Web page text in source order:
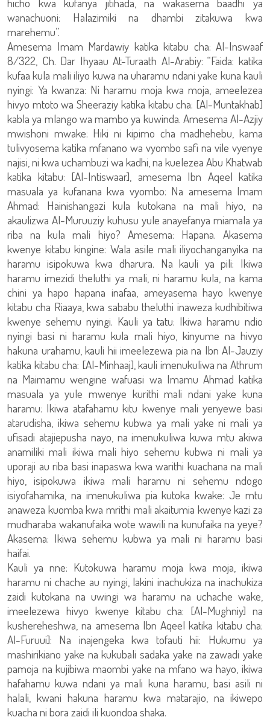
wanachuoni: Halazimiki na dhambi zitakuwa kwa
marehemu”.
Amesema Imam Mardawiy katika kitabu cha: Al-Inswaaf
8/322, Ch. Dar Ihyaau At-Turaath Al-Arabiy: “Faida: katika
kufaa kula mali iliyo kuwa na uharamu ndani yake kuna kauli
nyingi: Ya kwanza: Ni haramu moja kwa moja, ameelezea
hivyo mtoto wa Sheeraziy katika kitabu cha: [Al-Muntakhab]
kabla ya mlango wa mambo ya kuwinda. Amesema Al-Azjiy
mwishoni mwake: Hiki ni kipimo cha madhehebu, kama
tulivyosema katika mfanano wa vyombo safi na vile vyenye
najisi, ni kwa uchambuzi wa kadhi, na kuelezea Abu Khatwab
katika kitabu: [Al-Intiswaar], amesema Ibn Aqeel katika
masuala ya kufanana kwa vyombo: Na amesema Imam
Ahmad: Hainishangazi kula kutokana na mali hiyo, na
akaulizwa Al-Muruuziy kuhusu yule anayefanya miamala ya
riba na kula mali hiyo? Amesema: Hapana. Akasema
kwenye kitabu kingine: Wala asile mali iliyochanganyika na
haramu isipokuwa kwa dharura. Na kauli ya pili: Ikiwa
haramu imezidi theluthi ya mali, ni haramu kula, na kama
chini ya hapo hapana inafaa, ameyasema hayo kwenye
kitabu cha Riaaya, kwa sababu theluthi inaweza kudhibitiwa
kwenye sehemu nyingi. Kauli ya tatu: Ikiwa haramu ndio
nyingi basi ni haramu kula mali hiyo, kinyume na hivyo
hakuna urahamu, kauli hii imeelezewa pia na Ibn Al-Jauziy
katika kitabu cha: [Al-Minhaaj], kauli imenukuliwa na Athrum
na Maimamu wengine wafuasi wa Imamu Ahmad katika
masuala ya yule mwenye kurithi mali ndani yake kuna
haramu: Ikiwa atafahamu kitu kwenye mali yenyewe basi
atarudisha, ikiwa sehemu kubwa ya mali yake ni mali ya
ufisadi atajiepusha nayo, na imenukuliwa kuwa mtu akiwa
anamiliki mali ikiwa mali hiyo sehemu kubwa ni mali ya
uporaji au riba basi inapaswa kwa warithi kuachana na mali
hiyo, isipokuwa ikiwa mali haramu ni sehemu ndogo
isiyofahamika, na imenukuliwa pia kutoka kwake: Je mtu
anaweza kuomba kwa mrithi mali akaitumia kwenye kazi za
mudharaba wakanufaika wote wawili na kunufaika na yeye?
Akasema: Ikiwa sehemu kubwa ya mali ni haramu basi
haifai.
Kauli ya nne: Kutokuwa haramu moja kwa moja, ikiwa
haramu ni chache au nyingi, lakini inachukiza na inachukiza
zaidi kutokana na uwingi wa haramu na uchache wake,
imeelezewa hivyo kwenye kitabu cha: [Al-Mughniy] na
kushereheshwa, na amesema Ibn Aqeel katika kitabu cha:
Al-Furuui]: Na inajengeka kwa tofauti hii: Hukumu ya
mashirikiano yake na kukubali sadaka yake na zawadi yake
pamoja na kujibiwa maombi yake na mfano wa hayo, ikiwa
hafahamu kuwa ndani ya mali kuna haramu, basi asili ni
halali, kwani hakuna haramu kwa matarajio, na ikiwepo
kuacha ni bora zaidi ili kuondoa shaka.